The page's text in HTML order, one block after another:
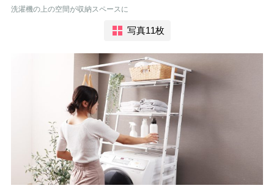
洗濯機の上の空間が収納スペースに
写真11枚